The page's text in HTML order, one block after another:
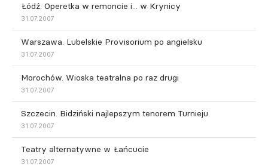
Łódź. Operetka w remoncie i... w Krynicy
31.07.2007
Warszawa. Lubelskie Provisorium po angielsku
31.07.2007
Morochów. Wioska teatralna po raz drugi
31.07.2007
Szczecin. Bidziński najlepszym tenorem Turnieju
31.07.2007
Teatry alternatywne w Łańcucie
31.07.2007